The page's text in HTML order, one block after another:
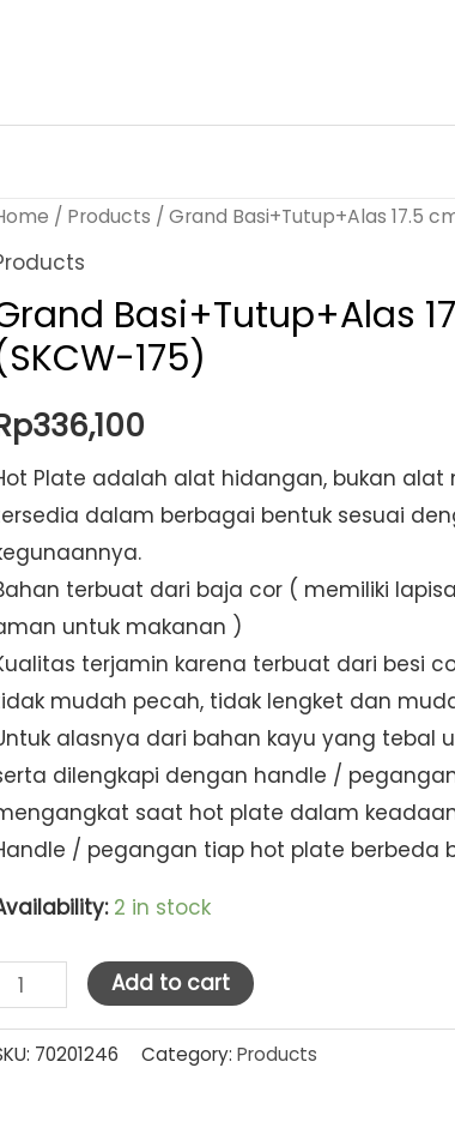
/ Products / Grand Basi+Tutup+Alas 17.5
Basi+Tutup+Alas
175)
336,100
Plate adalah alat hidangan, bukan alat
dalam berbagai bentuk sesuai
terbuat dari baja cor ( memiliki
untuk makanan )
terjamin karena terbuat dari besi
mudah pecah, tidak lengket dan
alasnya dari bahan kayu yang tebal
dilengkapi dengan handle /
saat hot plate dalam
/ pegangan tiap hot plate berbeda
2 in stock
Grand
Add to cart
70201246 Category: Products